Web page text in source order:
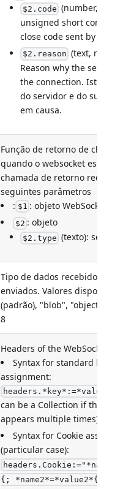
$2.code (number,
unsigned short
close code sent by the
$2.reason (text, read-
Reason why the server
the connection. Isto é
do servidor e do
em causa.
Função de retorno de
quando o websocket está
chamada de retorno recebe
seguintes parâmetros
: $1 : objeto WebSocket
$2 : objeto
$2.type (texto):
Tipo de dados recebidos ou
enviados. Valores
(padrão), "blob", "object".
8
Headers of the WebSocket.
Syntax for standard key
assignment:
headers.*key*:=*value*
can be a Collection if the
appears multiple times)
Syntax for Cookie
(particular case):
{; *name2*=*value2*{;